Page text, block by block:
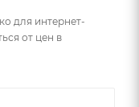
для интернет-
от цен в